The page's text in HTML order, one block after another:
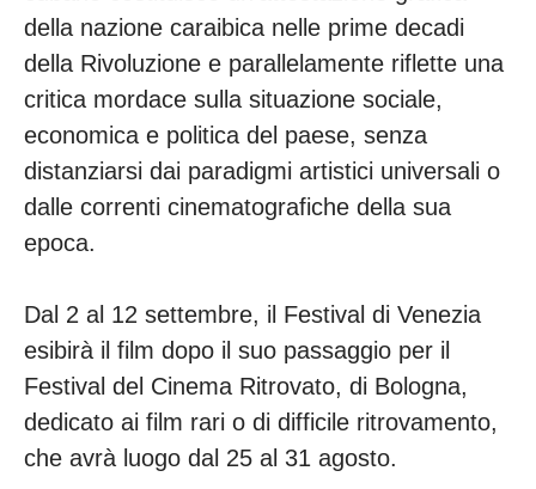
della nazione caraibica nelle prime decadi
della Rivoluzione e parallelamente riflette una
critica mordace sulla situazione sociale,
economica e politica del paese, senza
distanziarsi dai paradigmi artistici universali o
dalle correnti cinematografiche della sua
epoca.
Dal 2 al 12 settembre, il Festival di Venezia
esibirà il film dopo il suo passaggio per il
Festival del Cinema Ritrovato, di Bologna,
dedicato ai film rari o di difficile ritrovamento,
che avrà luogo dal 25 al 31 agosto.